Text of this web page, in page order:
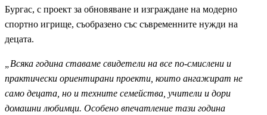
Бургас, с проект за обновяване и изграждане на модерно
спортно игрище, съобразено със съвременните нужди на
децата.
„Всяка година ставаме свидетели на все по-смислени и
практически ориентирани проекти, които ангажират не
само децата, но и техните семейства, учители и дори
домашни любимци. Особено впечатление тази година